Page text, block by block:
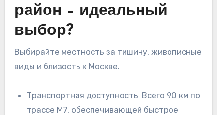
район – идеальный
выбор?
Выбирайте местность за тишину, живописные
виды и близость к Москве.
Транспортная доступность: Всего 90 км по
трассе М7, обеспечивающей быстрое